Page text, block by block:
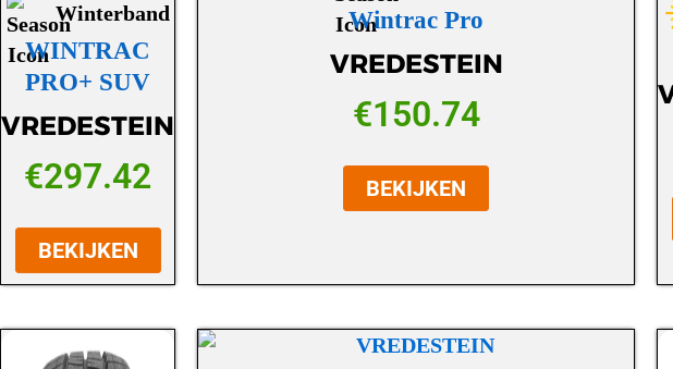
Winterband
WINTRAC
PRO+ SUV
VREDESTEIN
€297.42
BEKIJKEN
Wintrac Pro
VREDESTEIN
€150.74
BEKIJKEN